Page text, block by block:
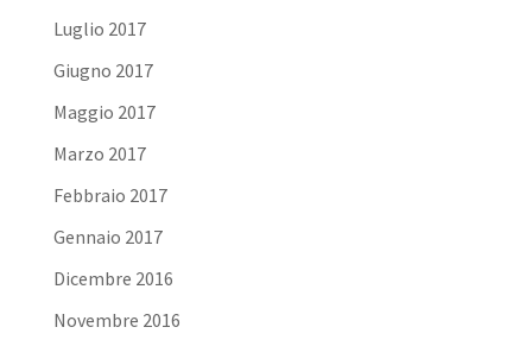
Luglio 2017
Giugno 2017
Maggio 2017
Marzo 2017
Febbraio 2017
Gennaio 2017
Dicembre 2016
Novembre 2016